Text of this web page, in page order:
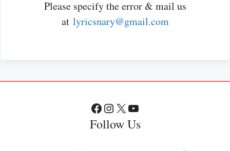
Please specify the error & mail us
at lyricsnary@gmail.com
Facebook
Instagram
X YouTube
Follow Us